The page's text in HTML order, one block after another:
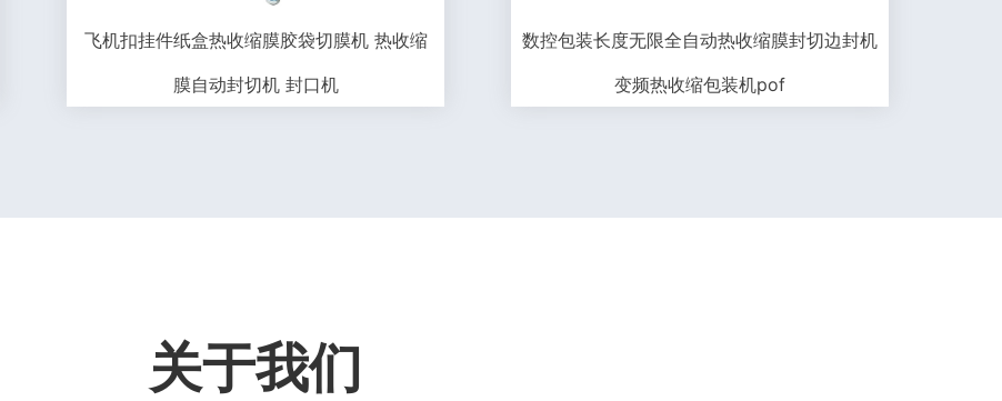
飞机扣挂件纸盒热收缩膜胶袋切膜机 热收缩
膜自动封切机 封口机
数控包装长度无限全自动热收缩膜封切边封机
变频热收缩包装机pof
关于我们